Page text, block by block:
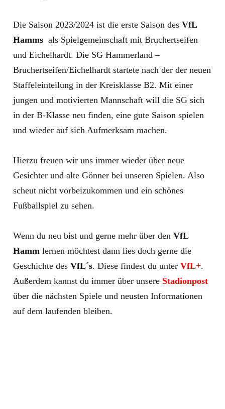
Die Saison 2023/2024 ist die erste Saison des VfL
Hamms als Spielgemeinschaft mit Bruchertseifen
und Eichelhardt. Die SG Hammerland –
Bruchertseifen/Eichelhardt startete nach der der neuen
Staffeleinteilung in der Kreisklasse B2. Mit einer
jungen und motivierten Mannschaft will die SG sich
in der B-Klasse neu finden, eine gute Saison spielen
und wieder auf sich Aufmerksam machen.
Hierzu freuen wir uns immer wieder über neue
Gesichter und alte Gönner bei unseren Spielen. Also
scheut nicht vorbeizukommen und ein schönes
Fußballspiel zu sehen.
Wenn du neu bist und gerne mehr über den VfL
Hamm lernen möchtest dann lies doch gerne die
Geschichte des VfL´s. Diese findest du unter VfL+.
Außerdem kannst du immer über unsere Stadionpost
über die nächsten Spiele und neusten Informationen
auf dem laufenden bleiben.